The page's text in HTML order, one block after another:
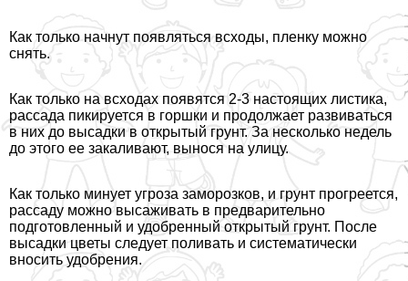
Как только начнут появляться всходы, пленку можно
снять.
Как только на всходах появятся 2-3 настоящих листика,
рассада пикируется в горшки и продолжает развиваться
в них до высадки в открытый грунт. За несколько недель
до этого ее закаливают, вынося на улицу.
Как только минует угроза заморозков, и грунт прогреется,
рассаду можно высаживать в предварительно
подготовленный и удобренный открытый грунт. После
высадки цветы следует поливать и систематически
вносить удобрения.